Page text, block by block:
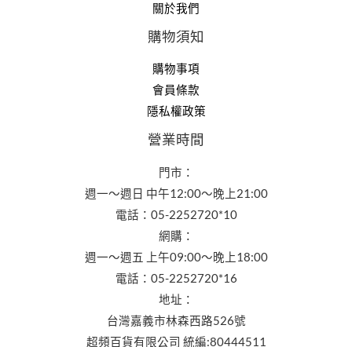
關於我們
購物須知
購物事項
會員條款
隱私權政策
營業時間
門市：
週一～週日 中午12:00～晚上21:00
電話：05-2252720*10
網購：
週一～週五 上午09:00～晚上18:00
電話：05-2252720*16
地址：
台灣嘉義市林森西路526號
超頻百貨有限公司 統編:80444511